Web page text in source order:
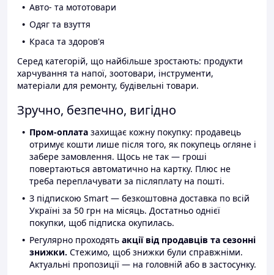
Авто- та мототовари
Одяг та взуття
Краса та здоров'я
Серед категорій, що найбільше зростають: продукти
харчування та напої, зоотовари, інструменти,
матеріали для ремонту, будівельні товари.
Зручно, безпечно, вигідно
Пром-оплата захищає кожну покупку: продавець
отримує кошти лише після того, як покупець огляне і
забере замовлення. Щось не так — гроші
повертаються автоматично на картку. Плюс не
треба переплачувати за післяплату на пошті.
З підпискою Smart — безкоштовна доставка по всій
Україні за 50 грн на місяць. Достатньо однієї
покупки, щоб підписка окупилась.
Регулярно проходять акції від продавців та сезонні
знижки. Стежимо, щоб знижки були справжніми.
Актуальні пропозиції — на головній або в застосунку.